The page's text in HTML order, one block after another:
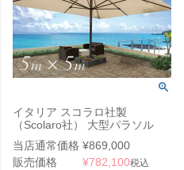
イタリア スコラロ社製
（Scolaro社） 大型パラソル
「カプリ 5050 ＆ ポット型ウエ
イトベース セット」
当店通常価格 ¥869,000
販売価格
¥782,100税込